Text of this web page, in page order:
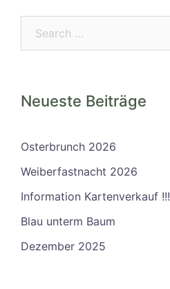
Neueste Beiträge
Osterbrunch 2026
Weiberfastnacht 2026
Information Kartenverkauf !!!
Blau unterm Baum
Dezember 2025